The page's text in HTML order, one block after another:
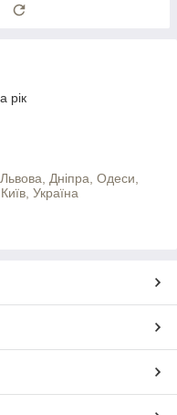
рік
Дніпра, Одеси,
Україна